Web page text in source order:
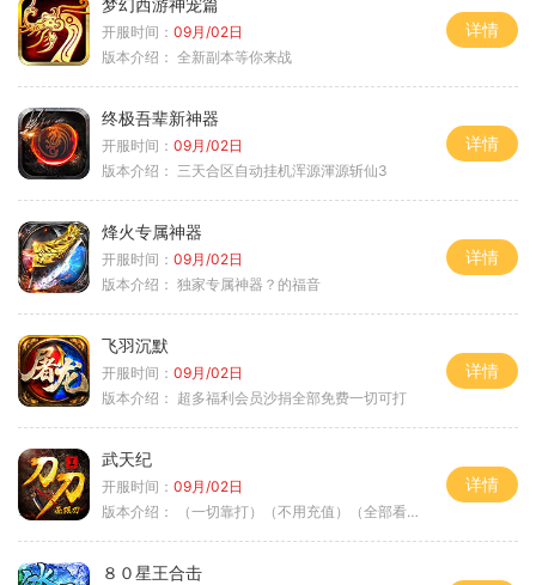
梦幻西游神宠篇
开服时间： 09月/02日
版本介绍： 全新副本等你来战
详情
终极吾辈新神器
开服时间： 09月/02日
版本介绍： 三天合区自动挂机浑源渾源斩仙3
详情
烽火专属神器
开服时间： 09月/02日
版本介绍： 独家专属神器？的福音
详情
飞羽沉默
开服时间： 09月/02日
版本介绍： 超多福利会员沙捐全部免费一切可打
详情
武天纪
开服时间： 09月/02日
版本介绍：
（一切靠打）（不用充值）（全部看脸）
详情
８０星王合击